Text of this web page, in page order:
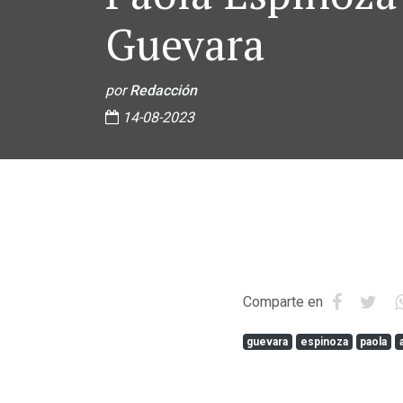
Guevara
porRedacción
14-08-2023
Comparte en
guevara espinoza paola